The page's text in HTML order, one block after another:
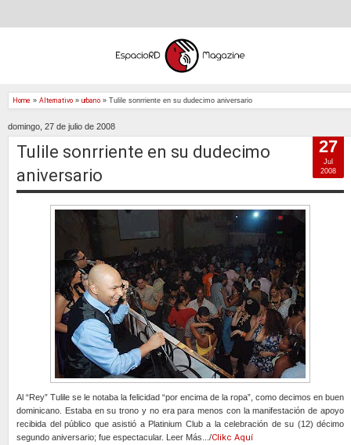
Home » Alternativo » urbano » Tulile sonrriente en su dudecimo aniversario
domingo, 27 de julio de 2008
Tulile sonrriente en su dudecimo
aniversario
Al “Rey” Tulile se le notaba la felicidad “por encima de la ropa”, como decimos en buen
dominicano. Estaba en su trono y no era para menos con la manifestación de apoyo
recibida del público que asistió a Platinium Club a la celebración de su (12) décimo
segundo aniversario; fue espectacular. Leer Más.../Clikc Aquí
27
Jul
2008